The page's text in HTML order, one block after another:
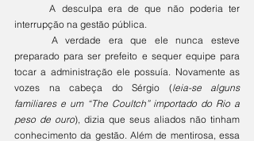
	A desculpa era de que não poderia ter
interrupção na gestão pública.
preparado para ser prefeito e sequer equipe para
tocar a administração ele possuía. Novamente as
vozes na cabeça do Sérgio (leia-se alguns
familiares e um “The Coultch” importado do Rio a
peso de ouro), dizia que seus aliados não tinham
conhecimento da gestão. Além de mentirosa, essa